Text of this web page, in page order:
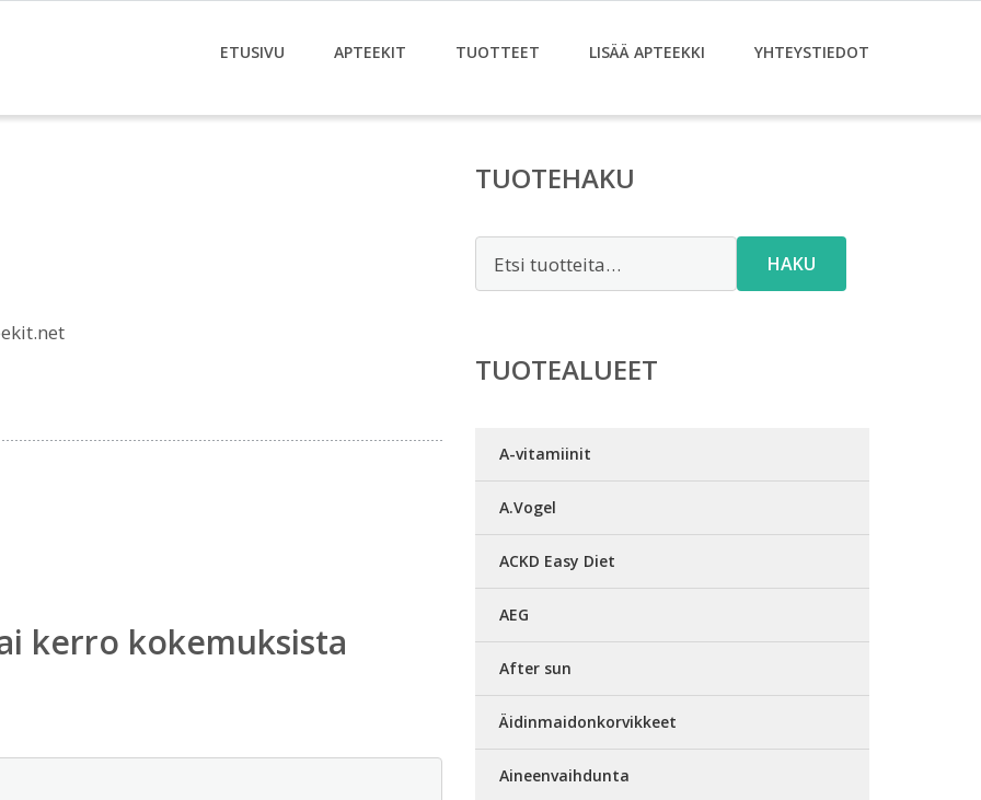
ETUSIVU APTEEKIT TUOTTEET LISÄÄ APTEEKKI YHTEYSTIEDOT
kerro kokemuksista
TUOTEHAKU
HAKU
TUOTEALUEET
A-vitamiinit
A.Vogel
ACKD Easy Diet
AEG
After sun
Äidinmaidonkorvikkeet
Aineenvaihdunta